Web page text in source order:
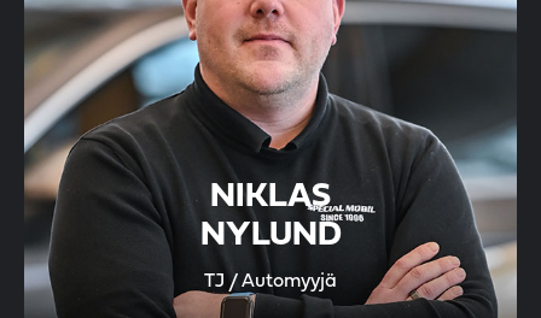
NIKLAS
NYLUND
TJ / Automyyjä